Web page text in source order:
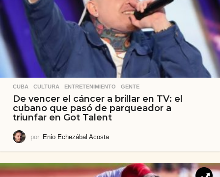
CUBA ,CULTURA ,ENTRETENIMIENTO ,GENTE
De vencer el cáncer a brillar en TV: el
cubano que pasó de parqueador a
triunfar en Got Talent
por Enio Echezábal Acosta